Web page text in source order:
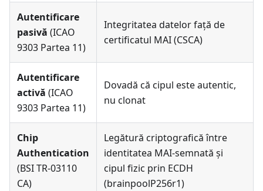
Autentificare
pasivă (ICAO
9303 Partea 11)
Integritatea datelor față de
certificatul MAI (CSCA)
Autentificare
activă (ICAO
9303 Partea 11)
Dovadă că cipul este autentic,
nu clonat
Chip
Authentication
(BSI TR-03110
CA)
Legătură criptografică între
identitatea MAI-semnată și
cipul fizic prin ECDH
(brainpoolP256r1)